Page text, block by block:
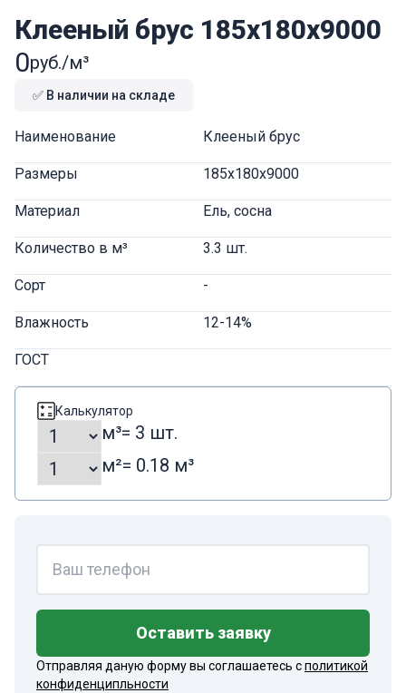
Клееный брус 185x180x9000
0руб./м³
✅ В наличии на складе
Наименование Клееный брус
Размеры 185x180x9000
Материал Ель, сосна
Количество в м³ 3.3 шт.
Сорт -
Влажность 12-14%
ГОСТ
Калькулятор
м³= 3 шт.
м²= 0.18 м³
Оставить заявку
Отправляя даную форму вы соглашаетесь сполитикой
конфиденципльности